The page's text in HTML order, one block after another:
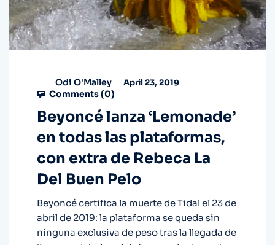
Odi O'Malley April 23, 2019
Comments (0)
Beyoncé lanza ‘Lemonade’
en todas las plataformas,
con extra de Rebeca La
Del Buen Pelo
Beyoncé certifica la muerte de Tidal el 23 de
abril de 2019: la plataforma se queda sin
ninguna exclusiva de peso tras la llegada de